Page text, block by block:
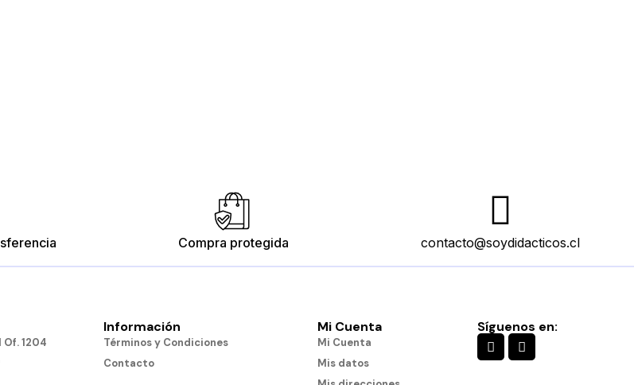
Compra protegida contacto@soydidacticos.cl
Of. 1204
Información
Términos y Condiciones
Contacto
Mi Cuenta
Mi Cuenta
Mis datos
Síguenos en: